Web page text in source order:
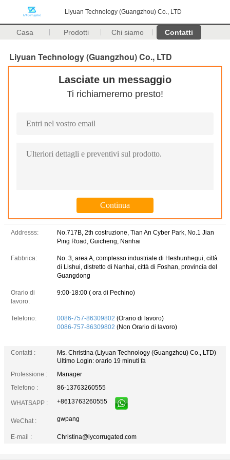
Liyuan Technology (Guangzhou) Co., LTD
Casa Prodotti Chi siamo Contatti
Liyuan Technology (Guangzhou) Co., LTD
Lasciate un messaggio
Ti richiameremo presto!
Addresss:
No.717B, 2th costruzione, Tian An Cyber Park, No.1 Jian
Ping Road, Guicheng, Nanhai
Fabbrica:
No. 3, area A, complesso industriale di Heshunhegui, città
di Lishui, distretto di Nanhai, città di Foshan, provincia del
Guangdong
Orario di
lavoro:
9:00-18:00 ( ora di Pechino)
Telefono: 0086-757-86309802 (Orario di lavoro)
0086-757-86309802 (Non Orario di lavoro)
Contatti :
Ms. Christina (Liyuan Technology (Guangzhou) Co., LTD)
Ultimo Login: orario 19 minuti fa
Professione :
Manager
Telefono :
86-13763260555
WHATSAPP : +8613763260555
WeChat : gwpang
E-mail : Christina@lycorrugated.com